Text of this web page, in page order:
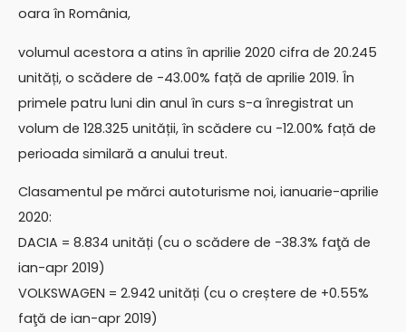
oara în România,
volumul acestora a atins în aprilie 2020 cifra de 20.245
unități, o scădere de -43.00% față de aprilie 2019. În
primele patru luni din anul în curs s-a înregistrat un
volum de 128.325 unității, în scădere cu -12.00% față de
perioada similară a anului treut.
Clasamentul pe mărci autoturisme noi, ianuarie-aprilie
2020:
DACIA = 8.834 unități (cu o scădere de -38.3% faţă de
ian-apr 2019)
VOLKSWAGEN = 2.942 unități (cu o creștere de +0.55%
faţă de ian-apr 2019)